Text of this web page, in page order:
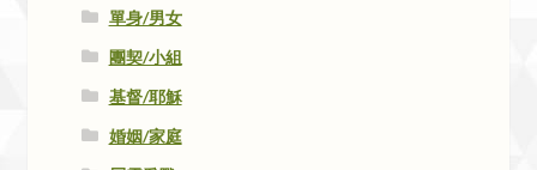
單身/男女
團契/小組
基督/耶穌
婚姻/家庭